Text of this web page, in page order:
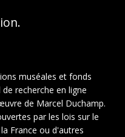
muséales et fonds
recherche en ligne
de Marcel Duchamp.
par les lois sur le
France ou d'autres